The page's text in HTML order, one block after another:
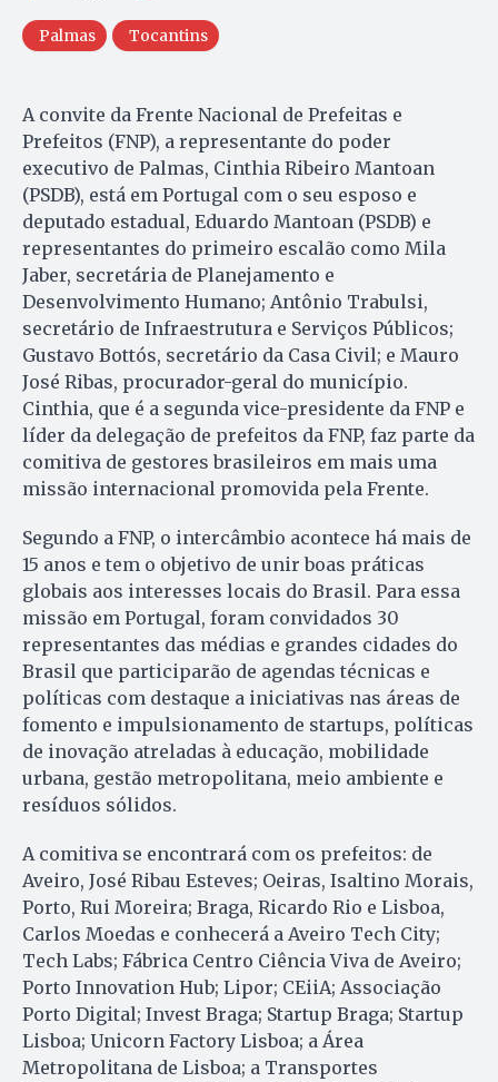
Palmas Tocantins
A convite da Frente Nacional de Prefeitas e
Prefeitos (FNP), a representante do poder
executivo de Palmas, Cinthia Ribeiro Mantoan
(PSDB), está em Portugal com o seu esposo e
deputado estadual, Eduardo Mantoan (PSDB) e
representantes do primeiro escalão como Mila
Jaber, secretária de Planejamento e
Desenvolvimento Humano; Antônio Trabulsi,
secretário de Infraestrutura e Serviços Públicos;
Gustavo Bottós, secretário da Casa Civil; e Mauro
José Ribas, procurador-geral do município.
Cinthia, que é a segunda vice-presidente da FNP e
líder da delegação de prefeitos da FNP, faz parte da
comitiva de gestores brasileiros em mais uma
missão internacional promovida pela Frente.
Segundo a FNP, o intercâmbio acontece há mais de
15 anos e tem o objetivo de unir boas práticas
globais aos interesses locais do Brasil. Para essa
missão em Portugal, foram convidados 30
representantes das médias e grandes cidades do
Brasil que participarão de agendas técnicas e
políticas com destaque a iniciativas nas áreas de
fomento e impulsionamento de startups, políticas
de inovação atreladas à educação, mobilidade
urbana, gestão metropolitana, meio ambiente e
resíduos sólidos.
A comitiva se encontrará com os prefeitos: de
Aveiro, José Ribau Esteves; Oeiras, Isaltino Morais,
Porto, Rui Moreira; Braga, Ricardo Rio e Lisboa,
Carlos Moedas e conhecerá a Aveiro Tech City;
Tech Labs; Fábrica Centro Ciência Viva de Aveiro;
Porto Innovation Hub; Lipor; CEiiA; Associação
Porto Digital; Invest Braga; Startup Braga; Startup
Lisboa; Unicorn Factory Lisboa; a Área
Metropolitana de Lisboa; a Transportes